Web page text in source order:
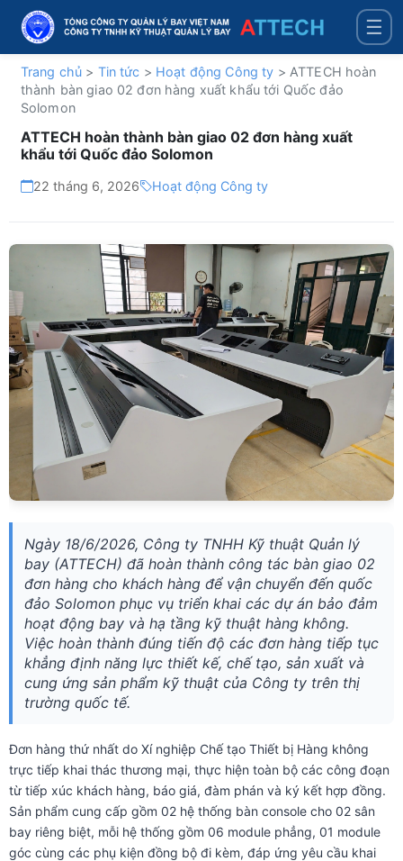
☰
Trang chủ > Tin tức > Hoạt động Công ty > ATTECH hoàn
thành bàn giao 02 đơn hàng xuất khẩu tới Quốc đảo
Solomon
ATTECH hoàn thành bàn giao 02 đơn hàng xuất
khẩu tới Quốc đảo Solomon
22 tháng 6, 2026 Hoạt động Công ty
Ngày 18/6/2026, Công ty TNHH Kỹ thuật Quản lý
bay (ATTECH) đã hoàn thành công tác bàn giao 02
đơn hàng cho khách hàng để vận chuyển đến quốc
đảo Solomon phục vụ triển khai các dự án bảo đảm
hoạt động bay và hạ tầng kỹ thuật hàng không.
Việc hoàn thành đúng tiến độ các đơn hàng tiếp tục
khẳng định năng lực thiết kế, chế tạo, sản xuất và
cung ứng sản phẩm kỹ thuật của Công ty trên thị
trường quốc tế.
Đơn hàng thứ nhất do Xí nghiệp Chế tạo Thiết bị Hàng không
trực tiếp khai thác thương mại, thực hiện toàn bộ các công đoạn
từ tiếp xúc khách hàng, báo giá, đàm phán và ký kết hợp đồng.
Sản phẩm cung cấp gồm 02 hệ thống bàn console cho 02 sân
bay riêng biệt, mỗi hệ thống gồm 06 module phẳng, 01 module
góc cùng các phụ kiện đồng bộ đi kèm, đáp ứng yêu cầu khai